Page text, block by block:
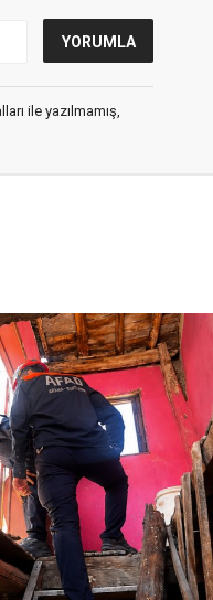
ile yazılmamış,